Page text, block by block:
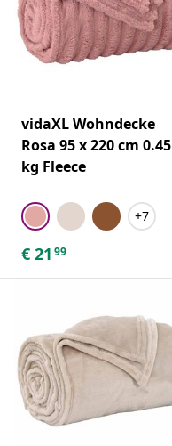
vidaXL Wohndecke
Rosa 95 x 220 cm 0.45
kg Fleece
+7
€ 21 99